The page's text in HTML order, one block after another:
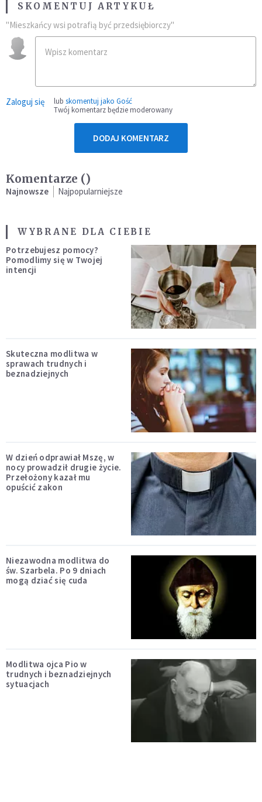
SKOMENTUJ ARTYKUŁ
"Mieszkańcy wsi potrafią być przedsiębiorczy"
Zaloguj się lub skomentuj jako Gość
Twój komentarz będzie moderowany
DODAJ KOMENTARZ
Komentarze ()
Najnowsze Najpopularniejsze
WYBRANE DLA CIEBIE
Potrzebujesz pomocy?
Pomodlimy się w Twojej
intencji
Skuteczna modlitwa w
sprawach trudnych i
beznadziejnych
W dzień odprawiał Mszę, w
nocy prowadził drugie życie.
Przełożony kazał mu
opuścić zakon
Niezawodna modlitwa do
św. Szarbela. Po 9 dniach
mogą dziać się cuda
Modlitwa ojca Pio w
trudnych i beznadziejnych
sytuacjach